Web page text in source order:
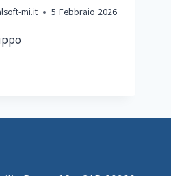
mi.it 5 Febbraio 2026